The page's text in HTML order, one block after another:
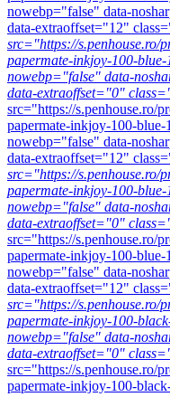
nowebp="false" data-
data-extraoffset="12"
src="https://s.penhouse.ro/
papermate-inkjoy-100-
nowebp="false" data-
data-extraoffset="0"
src="https://s.penhouse.ro/
papermate-inkjoy-100-
nowebp="false" data-
data-extraoffset="12"
src="https://s.penhouse.ro/
papermate-inkjoy-100-
nowebp="false" data-
data-extraoffset="0"
src="https://s.penhouse.ro/
papermate-inkjoy-100-
nowebp="false" data-
data-extraoffset="12"
src="https://s.penhouse.ro/
papermate-inkjoy-100-
nowebp="false" data-
data-extraoffset="0"
src="https://s.penhouse.ro/
papermate-inkjoy-100-